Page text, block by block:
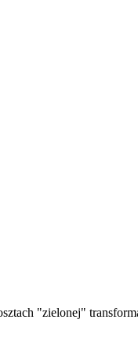
"zielonej"